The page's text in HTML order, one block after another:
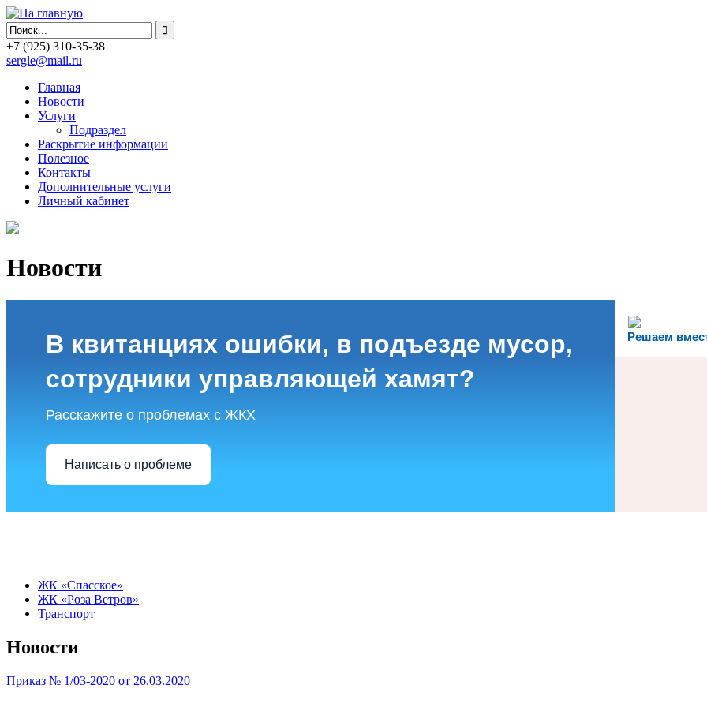
+7 (925) 310-35-38
sergle@mail.ru
Главная
Новости
Услуги
Подраздел
Раскрытие информации
Полезное
Контакты
Дополнительные услуги
Личный кабинет
Новости
Решаем
В квитанциях ошибки, в подъезде мусор,
сотрудники управляющей хамят?
Расскажите о проблемах с ЖКХ
Написать о проблеме
ЖК «Спасское»
ЖК «Роза Ветров»
Транспорт
Новости
Приказ № 1/03-2020 от 26.03.2020